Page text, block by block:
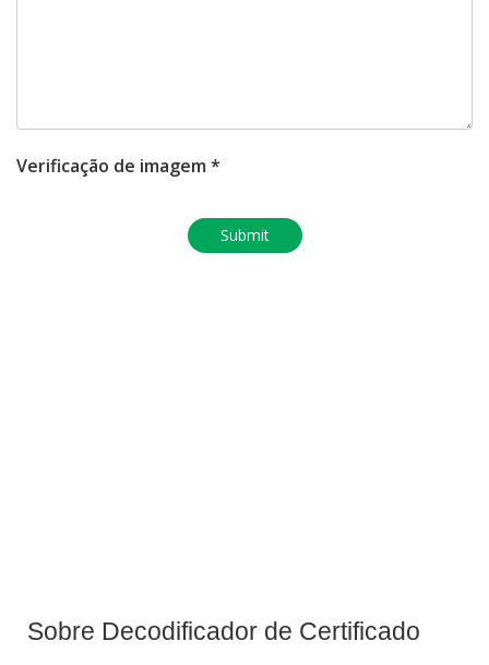
Verificação de imagem *
Sobre Decodificador de Certificado